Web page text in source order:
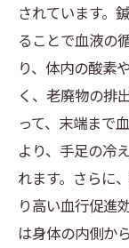
されています。
ることで血液の
り、体内の酸素
く、老廃物の排
って、末端まで
より、手足の冷
れます。さらに
り高い血行促進
は身体の内側か